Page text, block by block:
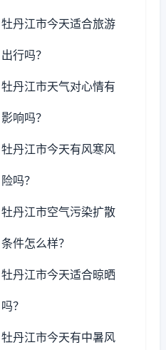
牡丹江市今天适合旅游
出行吗？
牡丹江市天气对心情有
影响吗？
牡丹江市今天有风寒风
险吗？
牡丹江市空气污染扩散
条件怎么样？
牡丹江市今天适合晾晒
吗？
牡丹江市今天有中暑风